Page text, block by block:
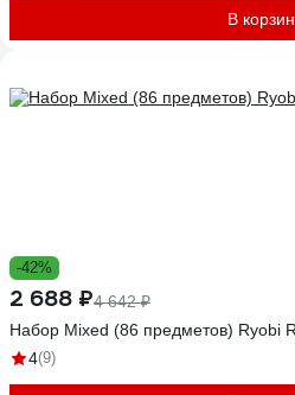
В
-42%
2 688 ₽4 642 ₽
Набор Mixed (86 предметов) Ryobi
4(9)